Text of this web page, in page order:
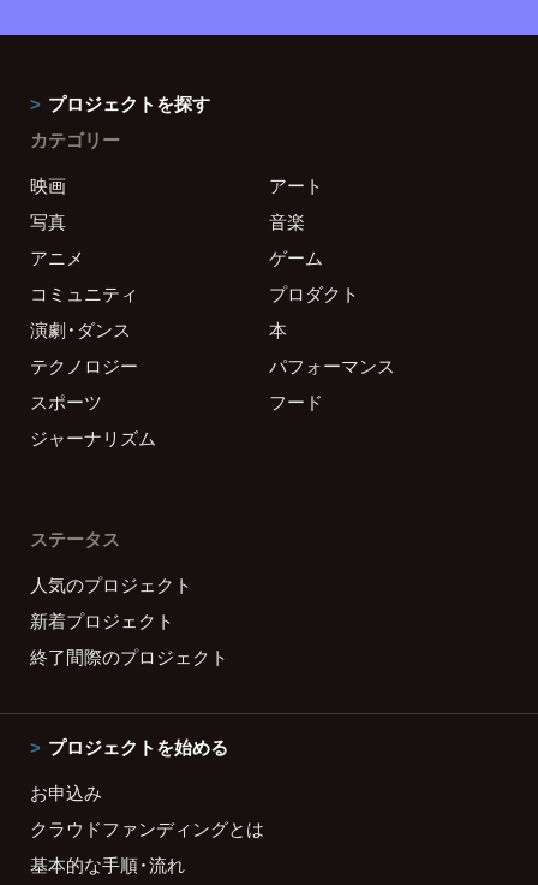
プロジェクトを探す
カテゴリー
映画
アート
写真
音楽
アニメ
ゲーム
コミュニティ
プロダクト
演劇・ダンス
本
テクノロジー
パフォーマンス
スポーツ
フード
ジャーナリズム
ステータス
人気のプロジェクト
新着プロジェクト
終了間際のプロジェクト
プロジェクトを始める
お申込み
クラウドファンディングとは
基本的な手順・流れ